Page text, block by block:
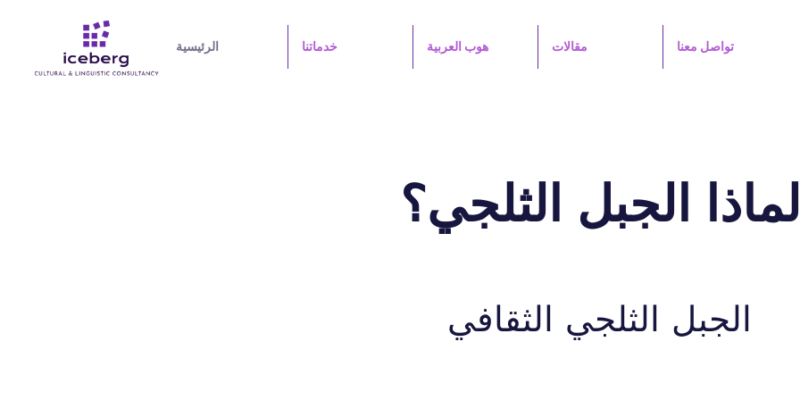
الرئيسية خدماتنا هوب العربية مقالات تواصل معنا
لماذا الجبل الثلجي؟
الجبل الثلجي الثقافي